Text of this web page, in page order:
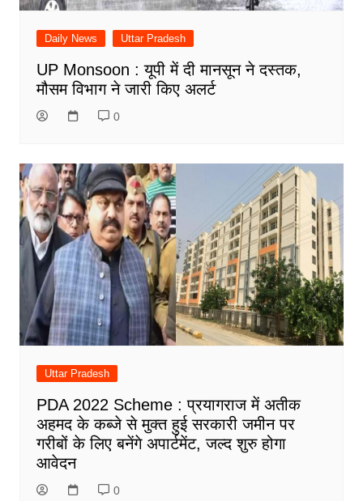
Daily News Uttar Pradesh
UP Monsoon : यूपी में दी मानसून ने दस्तक,
मौसम विभाग ने जारी किए अलर्ट
0
Uttar Pradesh
PDA 2022 Scheme : प्रयागराज में अतीक
अहमद के कब्जे से मुक्त हुई सरकारी जमीन पर
गरीबों के लिए बनेंगे अपार्टमेंट, जल्द शुरु होगा
आवेदन
0